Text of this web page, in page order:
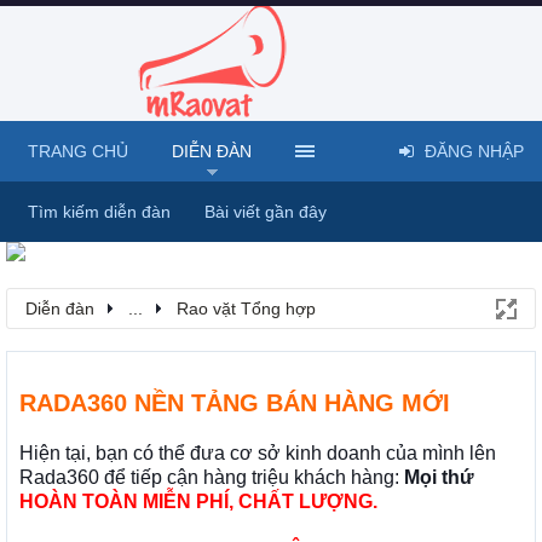
Diễn đàn Rao vặt Tổng hợp
RADA360 NỀN TẢNG BÁN HÀNG MỚI
Hiện tại, bạn có thể đưa cơ sở kinh doanh của mình lên
Rada360 để tiếp cận hàng triệu khách hàng: Mọi thứ
HOÀN TOÀN MIỄN PHÍ, CHẤT LƯỢNG.
TRANG CHỦ DIỄN ĐÀN
Tìm kiếm diễn đàn Bài viết gần đây
ĐĂNG NHẬP